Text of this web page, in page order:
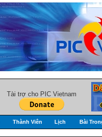
Tài trợ cho PIC Vietnam
Thành Viên Lịch Bài